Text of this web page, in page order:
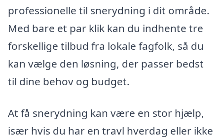
professionelle til snerydning i dit område.
Med bare et par klik kan du indhente tre
forskellige tilbud fra lokale fagfolk, så du
kan vælge den løsning, der passer bedst
til dine behov og budget.
At få snerydning kan være en stor hjælp,
især hvis du har en travl hverdag eller ikke